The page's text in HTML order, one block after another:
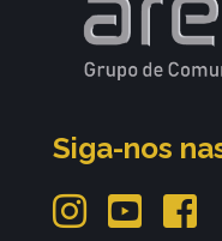
Siga-nos